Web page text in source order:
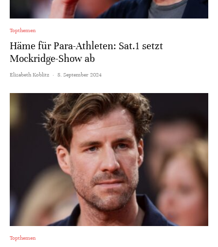
Topthemen
Häme für Para-Athleten: Sat.1 setzt
Mockridge-Show ab
Elisabeth Koblitz · 8. September 2024
Topthemen